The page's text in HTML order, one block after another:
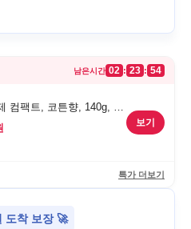
남은시간 02 : 23 : 54
컴팩트, 코튼향, 140g, 1
보기
특가 더보기
도착 보장 🚀